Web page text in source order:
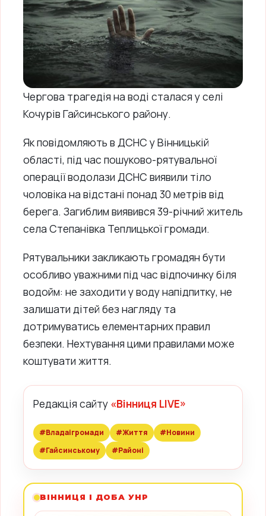
Чергова трагедія на воді сталася у селі
Кочурів Гайсинського району.
Як повідомляють в ДСНС у Вінницькій
області, під час пошуково-рятувальної
операції водолази ДСНС виявили тіло
чоловіка на відстані понад 30 метрів від
берега. Загиблим виявився 39-річний житель
села Степанівка Теплицької громади.
Рятувальники закликають громадян бути
особливо уважними під час відпочинку біля
водойм: не заходити у воду напідпитку, не
залишати дітей без нагляду та
дотримуватись елементарних правил
безпеки. Нехтування цими правилами може
коштувати життя.
Редакція сайту «Вінниця LIVE»
#Владаігромади #Життя
#Новини
#Гайсинському
#Районі
ВІННИЦЯ І ДОБА УНР